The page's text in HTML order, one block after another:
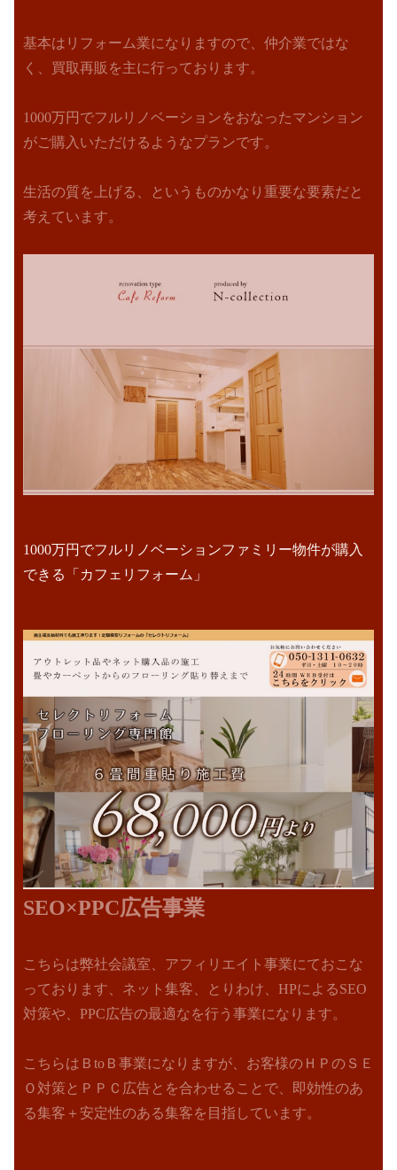
基本はリフォーム業になりますので、仲介業ではな
く、買取再販を主に行っております。
1000万円でフルリノベーションをおなったマンション
がご購入いただけるようなプランです。
生活の質を上げる、というものかなり重要な要素だと
考えています。
1000万円でフルリノベーションファミリー物件が購入
できる「カフェリフォーム」
SEO×PPC広告事業
こちらは弊社会議室、アフィリエイト事業にておこな
っております、ネット集客、とりわけ、HPによるSEO
対策や、PPC広告の最適なを行う事業になります。
こちらはＢtoＢ事業になりますが、お客様のＨＰのＳＥ
Ｏ対策とＰＰＣ広告とを合わせることで、即効性のあ
る集客＋安定性のある集客を目指しています。